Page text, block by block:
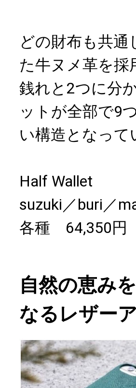
どの財布も共
た牛ヌメ革を
銭れと2つに分
ットが全部で9
い構造となって
Half Wallet
suzuki／buri／
各種 64,350円
自然の恵み
なるレザー